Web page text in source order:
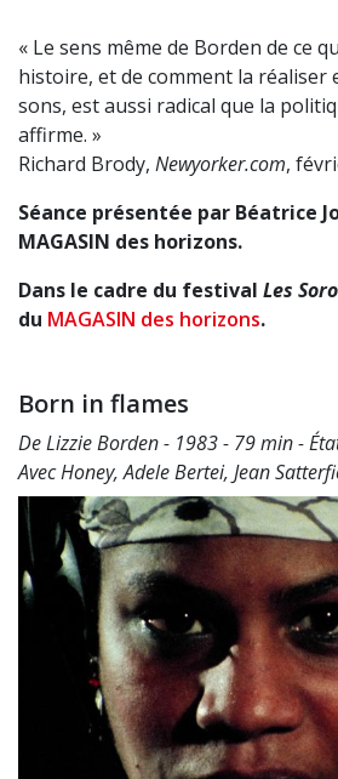
« Le sens même de Borden de ce
histoire, et de comment la réaliser
sons, est aussi radical que la
affirme. »
Richard Brody, Newyorker.com,
Séance présentée par Béatrice
MAGASIN des horizons.
Dans le cadre du festival Les
du MAGASIN des horizons.
Born in flames
De Lizzie Borden - 1983 - 79 min -
Avec Honey, Adele Bertei, Jean